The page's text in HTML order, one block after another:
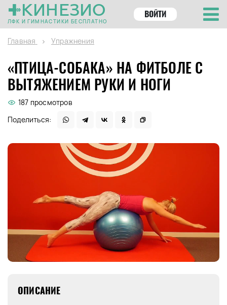
КИНЕЗИО
ЛФК И ГИМНАСТИКИ БЕСПЛАТНО
ВОЙТИ
Главная Упражнения
«ПТИЦА-СОБАКА» НА ФИТБОЛЕ С
ВЫТЯЖЕНИЕМ РУКИ И НОГИ
187 просмотров
Поделиться:
ОПИСАНИЕ